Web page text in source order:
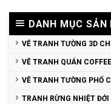
DANH MỤC SẢN
VẼ TRANH TƯỜNG 3D
VẼ TRANH QUÁN
VẼ TRANH TƯỜNG PHỐ
TRANH RỪNG NHIỆT